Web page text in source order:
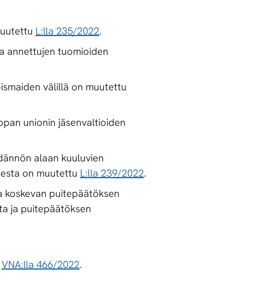
L:lla 235/2022.
annettujen tuomioiden
välillä on muutettu
unionin jäsenvaltioiden
alaan kuuluvien
on muutettu L:lla 239/2022.
koskevan puitepäätöksen
ja puitepäätöksen
VNA:lla 466/2022.